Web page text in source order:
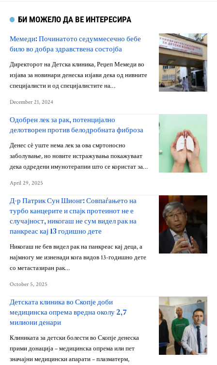
БИ МОЖЕЛО ДА ВЕ ИНТЕРЕСИРА
Мемеди: Починатото седуммесечно бебе
било во добра здравствена состојба
Директорот на Детска клиника, Реџеп Мемеди во
изјава за новинари денеска изјави дека од нивните
специјалисти и од специјалистите на…
December 21, 2024
Одобрен лек за рак, потенцијално
делотворен против белодробната фиброза
Денес сѐ уште нема лек за ова смртоносно
заболување, но новите истражувања покажуваат
дека одредени имунотерапии што се користат за…
April 29, 2025
Д-р Патрик Сун Шионг: Совпаѓањето на
турбо канцерите и спајк протеинот не е
случајност, никогаш не сум видел рак на
панкреас кај 13 годишно дете
Никогаш не бев видел рак на панкреас кај деца, а
најмногу ме изненади кога видов 13-годишно дете
со метастазиран рак…
October 5, 2025
Детската клиника во Скопје доби
медицинска опрема вредна околу 2,7
милиони денари
Клиниката за детски болести во Скопје денеска
прими донација – медицинска опрема или пет
значајни медицински апарати – плазматерм,